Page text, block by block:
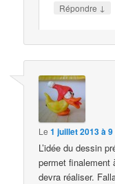
Répondre ↓
Le1 juillet 2013 à
L’idée du dessin
permet finalement
devra réaliser.